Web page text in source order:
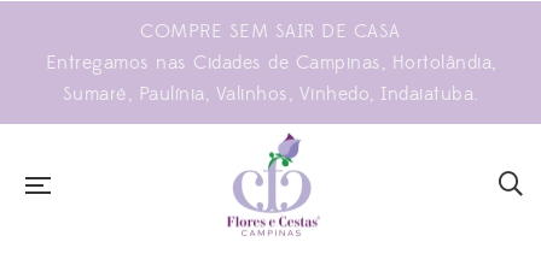
COMPRE SEM SAIR DE CASA
Entregamos nas Cidades de Campinas, Hortolândia,
Sumaré, Paulínia, Valinhos, Vinhedo, Indaiatuba.